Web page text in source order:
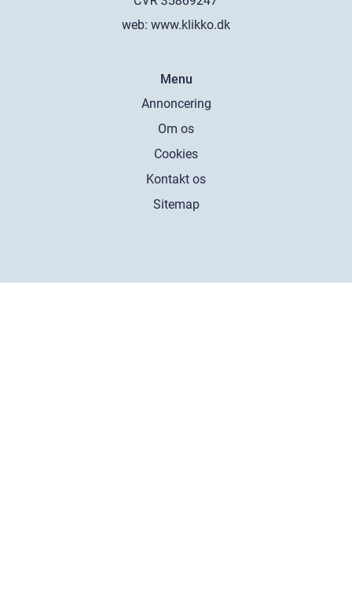
web: www.klikko.dk
Menu
Annoncering
Om os
Cookies
Kontakt os
Sitemap